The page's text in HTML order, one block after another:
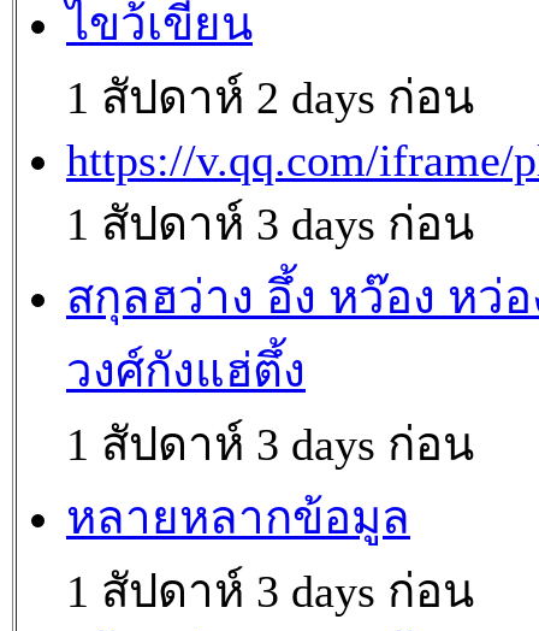
ไขว้เขี่ยน
1 สัปดาห์ 2 days ก่อน
https://v.qq.com/iframe/
1 สัปดาห์ 3 days ก่อน
สกุลฮว่าง อึ้ง หว๊อง หว่อ
วงศ์กังแฮ่ตึ้ง
1 สัปดาห์ 3 days ก่อน
หลายหลากข้อมูล
1 สัปดาห์ 3 days ก่อน